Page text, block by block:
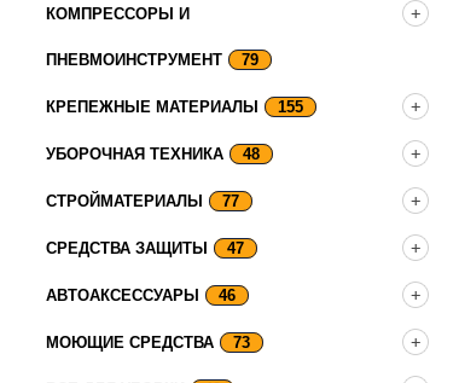
КОМПРЕССОРЫ И
ПНЕВМОИНСТРУМЕНТ 79
КРЕПЕЖНЫЕ МАТЕРИАЛЫ 155
УБОРОЧНАЯ ТЕХНИКА 48
СТРОЙМАТЕРИАЛЫ 77
СРЕДСТВА ЗАЩИТЫ 47
АВТОАКСЕССУАРЫ 46
МОЮЩИЕ СРЕДСТВА 73